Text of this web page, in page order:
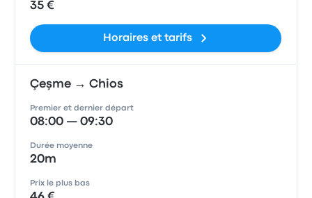
35 €
Horaires et tarifs
Çeşme → Chios
Premier et dernier départ
08:00 — 09:30
Durée moyenne
20m
Prix le plus bas